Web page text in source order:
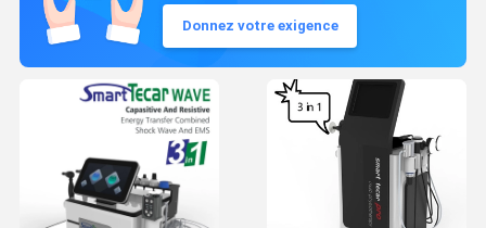
Donnez votre exigence